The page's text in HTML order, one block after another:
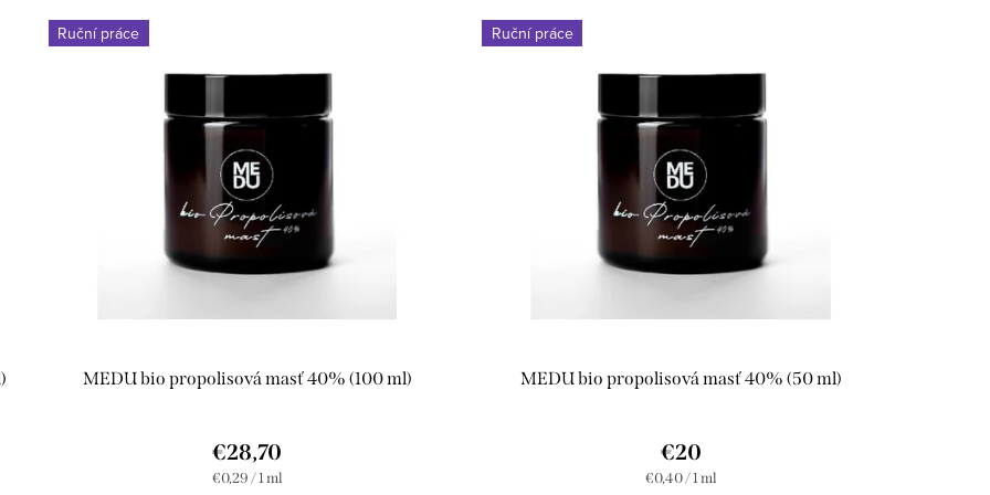
Ruční práce
MEDU bio propolisová masť 40% (100 ml)
€28,70
Jednotková
€0,29 / 1 ml
Ruční práce
MEDU bio propolisová masť 40% (50 ml)
€20
Jednotková
€0,40 / 1 ml